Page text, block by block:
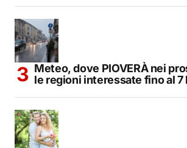
Meteo, dove PIOVERÀ nei
le regioni interessate fino al 7